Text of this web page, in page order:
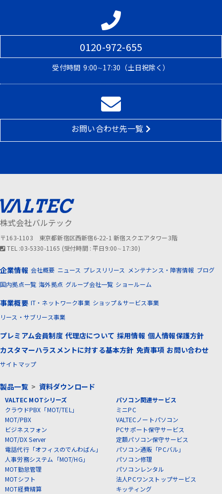
0120-972-655
受付時間 9:00∼17:30（土日祝除く）
お問い合わせ先一覧
株式会社バルテック
〒163-1103 東京都新宿区西新宿6-22-1 新宿スクエアタワー3階
TEL :03-5330-1165 (受付時間 : 平日9:00∼17:30)
企業情報 会社概要 ニュース プレスリリース メンテナンス・障害情報 ブログ
国内拠点一覧 海外拠点 グループ会社一覧 ショールーム
事業概要 IT・ネットワーク事業 ショップ＆サービス事業
リース・サブリース事業
プレミアム会員制度 代理店について 採用情報 個人情報保護方針
カスタマーハラスメントに対する基本方針 免責事項 お問い合わせ
サイトマップ
製品一覧> 資料ダウンロード
VALTEC MOTシリーズ
クラウドPBX「MOT/TEL」
MOT/PBX
ビジネスフォン
MOT/DX Server
電話代行「オフィスのでんわばん」
人事労務システム「MOT/HG」
MOT勤怠管理
MOTシフト
MOT経費精算
パソコン関連サービス
ミニPC
VALTECノートパソコン
PCサポート保守サービス
定額パソコン保守サービス
パソコン通販「PCバル」
パソコン修理
パソコンレンタル
法人PCワンストップサービス
キッティング